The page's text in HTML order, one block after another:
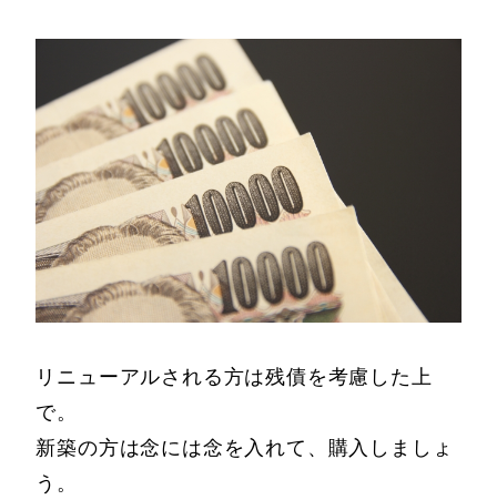
リニューアルされる方は残債を考慮した上
で。
新築の方は念には念を入れて、購入しましょ
う。